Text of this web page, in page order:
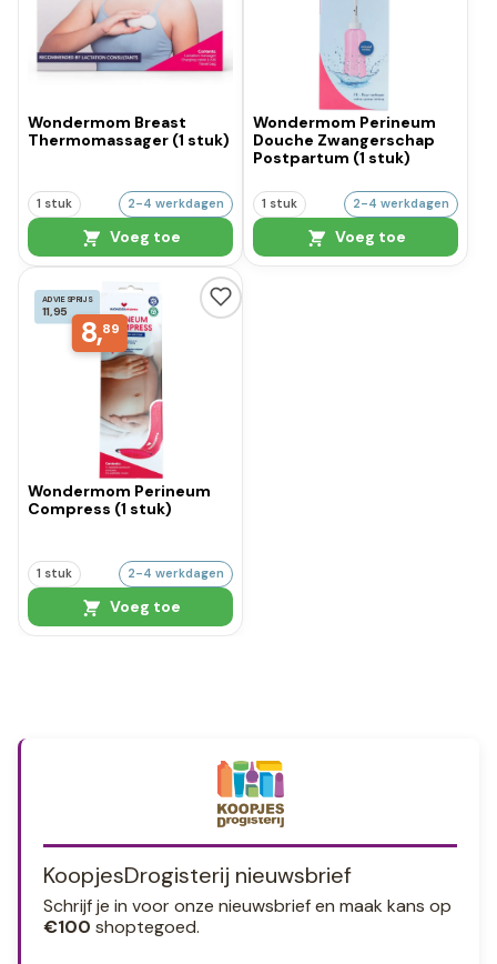
Wondermom Breast
Thermomassager (1 stuk)
1 stuk 2-4 werkdagen
Voeg toe
Wondermom Perineum
Douche Zwangerschap
Postpartum (1 stuk)
1 stuk 2-4 werkdagen
Voeg toe
ADVIESPRIJS
11,95
8,89
Wondermom Perineum
Compress (1 stuk)
1 stuk 2-4 werkdagen
Voeg toe
KoopjesDrogisterij nieuwsbrief
Schrijf je in voor onze nieuwsbrief en maak kans op
€100 shoptegoed.